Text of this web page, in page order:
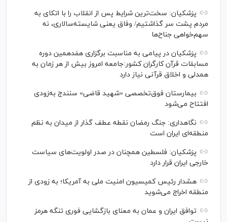
پزشکیان: سخت‌ترین شرایط پس از انقلاب را با اتکای به
مردم پشت سر گذاشتیم/ وفاق یعنی شایسته‌سالاری، نه
سهم‌خواهی جناح‌ها
پزشکیان در پیامی به مناسبت برگزاری هفدهمین دوره
مسابقات قرآن کارگران کشور:جامعه امروز بیش از هر زمان به
همدلی و اخلاق قرآنی نیاز دارد
بیمارستان فوق‌تخصصی «شهید قاضی» سنندج به‌زودی
افتتاح می‌شود
نگاهداری: جنگ رمضان نقطه عطف گذار از میدان به نظم
منطقه‌ای ایران است
پزشکیان: فلسطین همچنان در صدر اولویت‌های سیاست
خارجی ایران قرار دارد
هشدار رئیس کمیسیون امنیت ملی به آمریکا؛ به زودی از
منطقه اخراج می‌شوید
توافق ایران و عمان به معنای بازگشایی فوری تنگه هرمز